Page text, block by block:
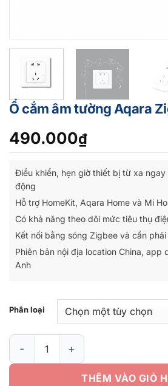
Ổ cắm âm tường Aqara
490.000₫
Điều khiển, hẹn giờ thiết bị từ xa
động
Hỗ trợ HomeKit, Aqara Home và Mi
Có khả năng theo dõi mức tiêu thụ
Kết nối bằng sóng Zigbee và cần
Phiên bản nội địa location China, app
Anh
Phân loại
Ổ cắm âm tường Aqara Zigbee – Nội
THÊM VÀO GIỎ